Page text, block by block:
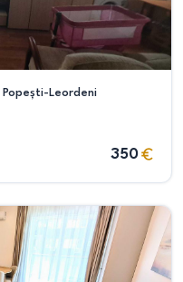
Popești-Leordeni
350